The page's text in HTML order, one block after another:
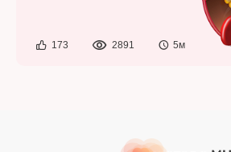
173 2891 5м